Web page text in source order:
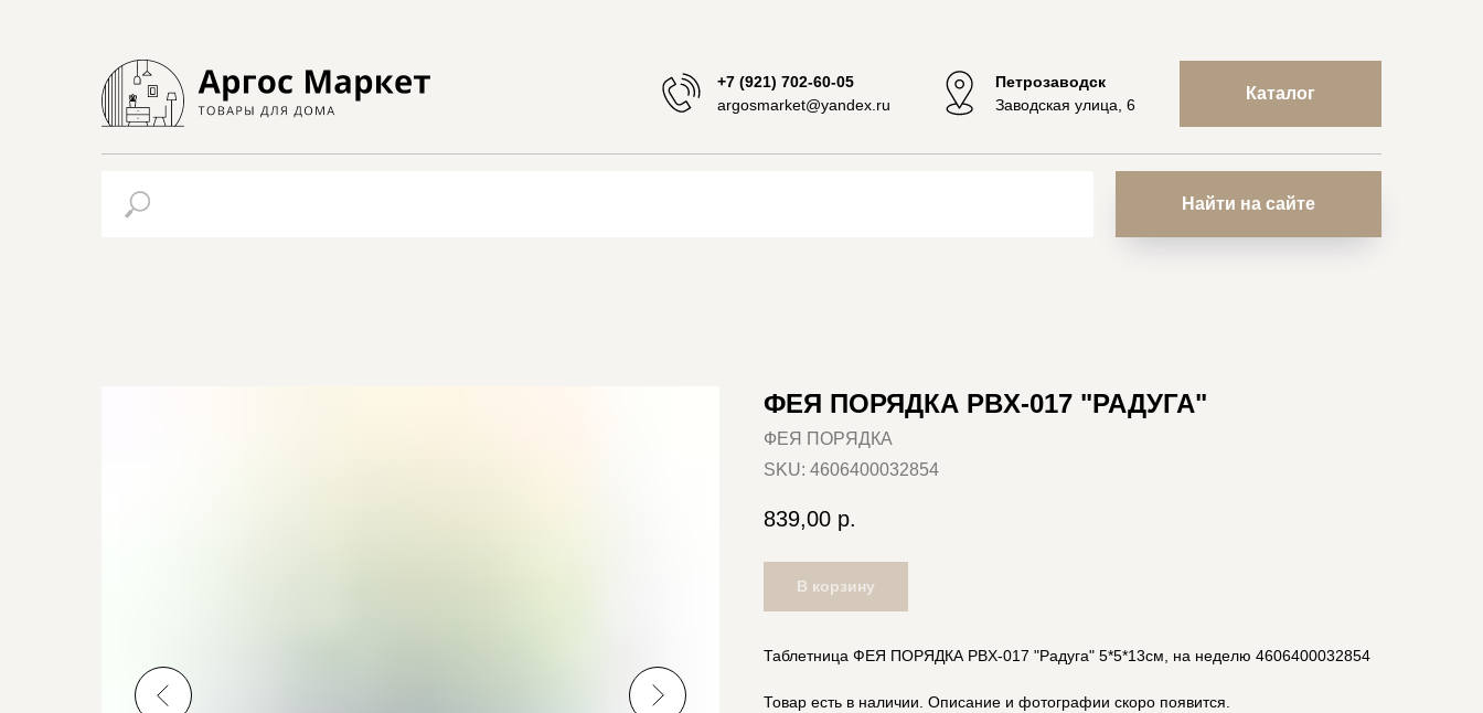
+7 (921) 702-60-05
argosmarket@yandex.ru
Петрозаводск
Заводская улица, 6
Каталог
Найти на сайте
ФЕЯ ПОРЯДКА PBX-017 "РАДУГА"
ФЕЯ ПОРЯДКА
SKU: 4606400032854
839,00 р.
В корзину
Таблетница ФЕЯ ПОРЯДКА PBX-017 "Радуга" 5*5*13см, на неделю 4606400032854
Товар есть в наличии. Описание и фотографии скоро появится.